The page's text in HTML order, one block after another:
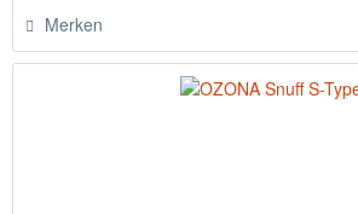
Merken